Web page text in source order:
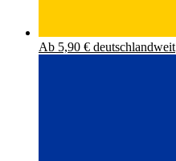
Ab 5,90 € deutschlandweit